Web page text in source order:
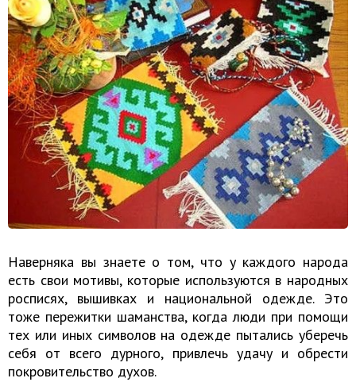
Наверняка вы знаете о том, что у каждого народа
есть свои мотивы, которые используются в народных
росписях, вышивках и национальной одежде. Это
тоже пережитки шаманства, когда люди при помощи
тех или иных символов на одежде пытались уберечь
себя от всего дурного, привлечь удачу и обрести
покровительство духов.